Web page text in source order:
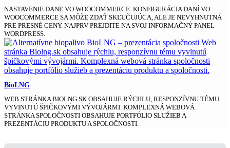
NASTAVENIE DANE VO WOOCOMMERCE. KONFIGURÁCIA DANÍ VO
WOOCOMMERCE SA MÔŽE ZDAŤ SKĽUČUJÚCA, ALE JE NEVYHNUTNÁ
PRE PRESNÉ CENY. NAJPRV PREJDITE NA SVOJ INFORMAČNÝ PANEL
WORDPRESS.
BioLNG
WEB STRÁNKA BIOLNG.SK OBSAHUJE RÝCHLU, RESPONZÍVNU TÉMU
VYVINUTÚ ŠPIČKOVÝMI VÝVOJÁRMI. KOMPLEXNÁ WEBOVÁ
STRÁNKA SPOLOČNOSTI OBSAHUJE PORTFÓLIO SLUŽIEB A
PREZENTÁCIU PRODUKTU A SPOLOČNOSTI.